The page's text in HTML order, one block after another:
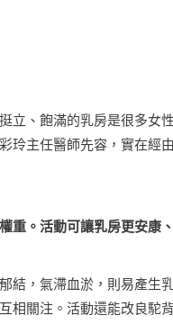
立、飽滿的乳房是很多女
玲主任醫師先容，實在經
重。活動可讓乳房更安康
結，氣滯血淤，則易產生
相關注。活動還能改良駝